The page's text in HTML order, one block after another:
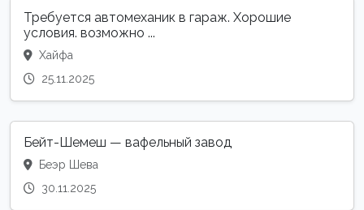
Требуется автомеханик в гараж. Хорошие
условия. возможно ...
Хайфа
25.11.2025
Бейт-Шемеш — вафельный завод
Беэр Шева
30.11.2025